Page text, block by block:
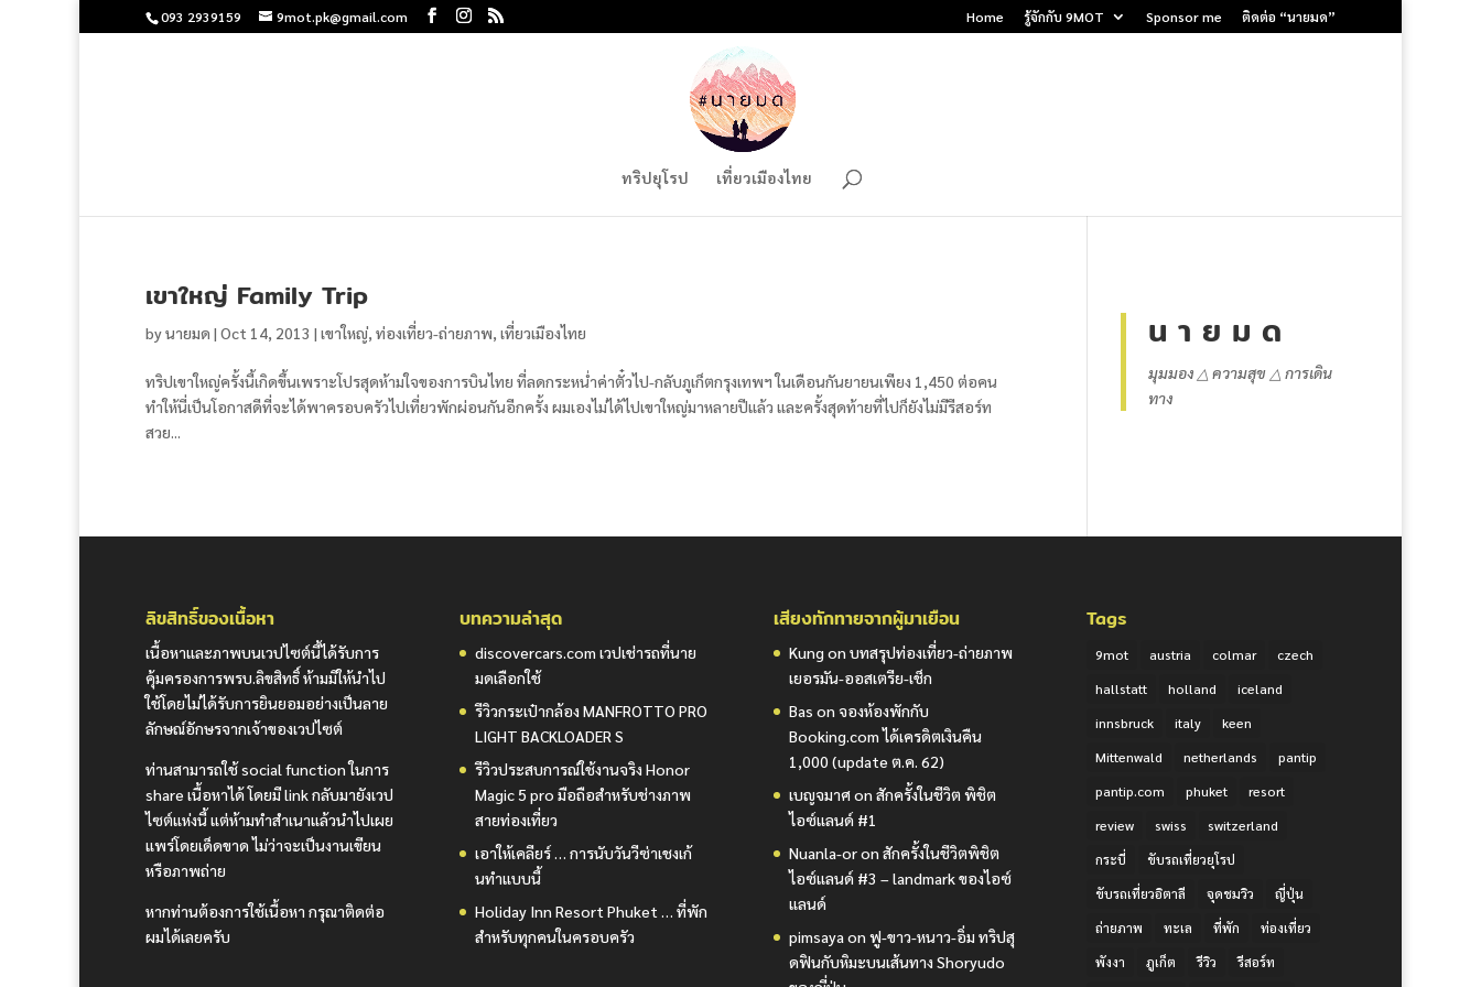
093 2939159 9mot.pk@gmail.com Home รู้จักกับ 9MOT Sponsor me ติดต่อ “นายมด”
ทริปยุโรป เที่ยวเมืองไทย
เขาใหญ่ Family Trip
byนายมด | Oct 14, 2013 | เขาใหญ่, ท่องเที่ยว-ถ่ายภาพ, เที่ยวเมืองไทย
ทริปเขาใหญ่ครั้งนี้เกิดขึ้นเพราะโปรสุดห้ามใจของการบินไทย ที่ลดกระหน่ำค่าตั๋วไป-กลับภูเก็ตกรุงเทพฯ ในเดือนกันยายนเพียง 1,450 ต่อคน
ทำให้นี่เป็นโอกาสดีที่จะได้พาครอบครัวไปเที่ยวพักผ่อนกันอีกครั้ง ผมเองไม่ได้ไปเขาใหญ่มาหลายปีแล้ว และครั้งสุดท้ายที่ไปก็ยังไม่มีรีสอร์ท
สวย...
น า ย ม ด
มุมมอง △ ความสุข △ การเดิน
ทาง
ลิขสิทธิ์ของเนื้อหา
เนื้อหาและภาพบนเวปไซต์นี้ได้รับการ
คุ้มครองการพรบ.ลิขสิทธิ์ ห้ามมิให้นำไป
ใช้โดยไม่ได้รับการยินยอมอย่างเป็นลาย
ลักษณ์อักษรจากเจ้าของเวปไซต์
ท่านสามารถใช้ social function ในการ
share เนื้อหาได้ โดยมี link กลับมายังเวป
ไซต์แห่งนี้ แต่ห้ามทำสำเนาแล้วนำไปเผย
แพร่โดยเด็ดขาด ไม่ว่าจะเป็นงานเขียน
หรือภาพถ่าย
หากท่านต้องการใช้เนื้อหา กรุณาติดต่อ
ผมได้เลยครับ
บทความล่าสุด
discovercars.com เวปเช่ารถที่นาย
มดเลือกใช้
รีวิวกระเป๋ากล้อง MANFROTTO PRO
LIGHT BACKLOADER S
รีวิวประสบการณ์ใช้งานจริง Honor
Magic 5 pro มือถือสำหรับช่างภาพ
สายท่องเที่ยว
เอาให้เคลียร์ … การนับวันวีซ่าเชงเก้
นทำแบบนี้
Holiday Inn Resort Phuket … ที่พัก
สำหรับทุกคนในครอบครัว
เสียงทักทายจากผู้มาเยือน
Kung on บทสรุปท่องเที่ยว-ถ่ายภาพ
เยอรมัน-ออสเตรีย-เช็ก
Bas on จองห้องพักกับ
Booking.com ได้เครดิตเงินคืน
1,000 (update ต.ค. 62)
เบญจมาศon สักครั้งในชีวิต พิชิต
ไอซ์แลนด์ #1
Nuanla-oron สักครั้งในชีวิตพิชิต
ไอซ์แลนด์ #3 – landmark ของไอซ์
แลนด์
pimsaya on ฟู-ขาว-หนาว-อิ่ม ทริปสุ
ดฟินกับหิมะบนเส้นทาง Shoryudo
Tags
9mot austria colmar
czech
hallstatt
holland
iceland
innsbruck
italy
keen
Mittenwald
netherlands
pantip
pantip.com
phuket
resort
review
swiss
switzerland
กระบี่
ขับรถเที่ยวยุโรป
ขับรถเที่ยวอิตาลี
จุดชมวิว
ญี่ปุ่น
ถ่ายภาพ
ทะเล ที่พัก
ท่องเที่ยว
พังงา
ภูเก็ต รีวิว
รีสอร์ท